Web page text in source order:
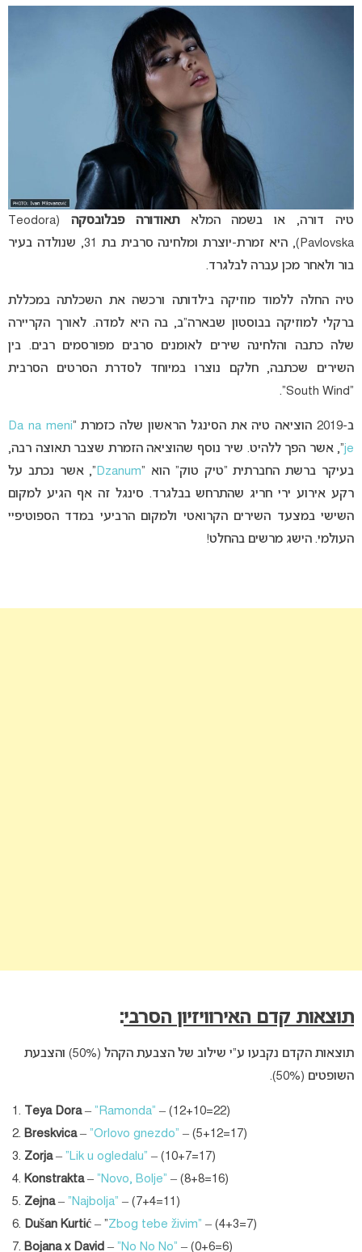
טיה דורה, או בשמה המלאתאודורה פבלובסקה
(Teodora
Pavlovska), היא זמרת-יוצרת ומלחינה סרבית בת 31, שנולדה בעיר
בור ולאחר מכן עברה לבלגרד.
טיה החלה ללמוד מוזיקה בילדותה ורכשה את השכלתה במכללת
ברקלי למוזיקה בבוסטון שבארה”ב, בה היא למדה. לאורך הקריירה
שלה כתבה והלחינה שירים לאומנים סרבים מפורסמים רבים. בין
השירים שכתבה, חלקם נוצרו במיוחד לסדרת הסרטים הסרבית
“South Wind”.
ב-2019 הוציאה טיה את הסינגל הראשון שלה כזמרת “
Da na meni
je“, אשר הפך ללהיט. שיר נוסף שהוציאה הזמרת שצבר תאוצה רבה,
בעיקר ברשת החברתית “טיק טוק” הוא “Dzanum “, אשר נכתב על
רקע אירוע ירי חריג שהתרחש בבלגרד. סינגל זה אף הגיע למקום
השישי במצעד השירים הקרואטי ולמקום הרביעי במדד הספוטיפיי
העולמי. הישג מרשים בהחלט!
תוצאות קדם האירוויזיון הסרבי:
תוצאות הקדם נקבעו ע”י שילוב של הצבעת הקהל (50%) והצבעת
השופטים (50%).
Teya Dora– “Ramonda” – (12+10=22)
Breskvica– “Orlovo gnezdo” – (5+12=17)
Zorja– “Lik u ogledalu” – (10+7=17)
Konstrakta– “Novo, Bolje” – (8+8=16)
Zejna– “Najbolja” – (7+4=11)
Dušan Kurtić – “Zbog tebe živim” – (4+3=7)
Bojana x David – “No No No” – (0+6=6)